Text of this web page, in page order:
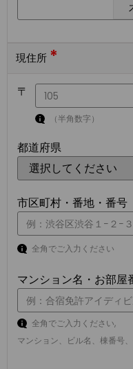
現住所 *
〒
（半角数字）
都道府県
市区町村・番地・番号
全角でご入力ください
マンション名・お部屋
全角でご入力ください,
マンション、ビル名、棟番号